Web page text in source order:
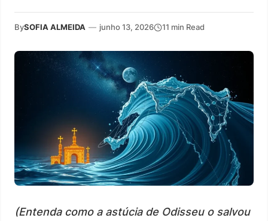
BySOFIA ALMEIDA — junho 13, 2026 11 min Read
(Entenda como a astúcia de Odisseu o salvou